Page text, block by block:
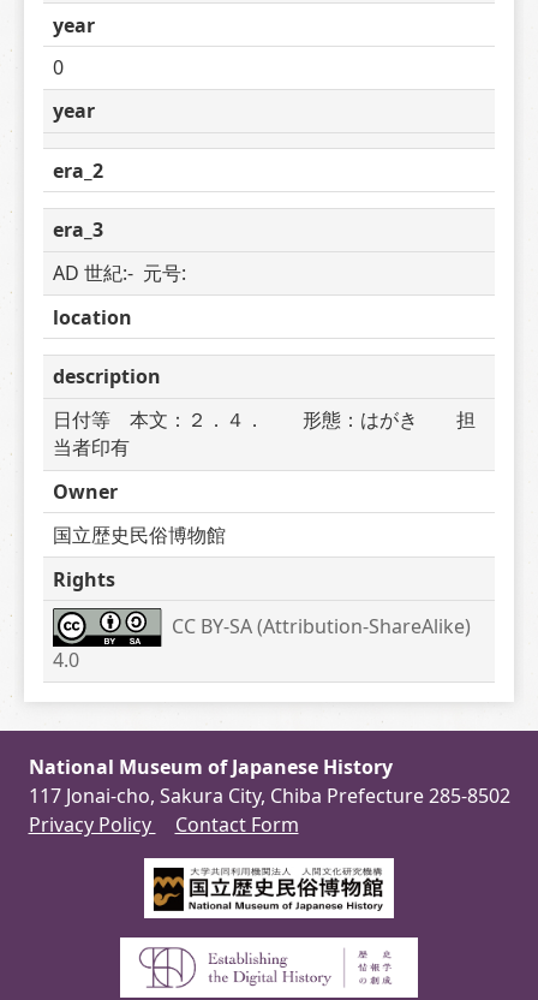
year
0
year
era_2
era_3
AD 世紀:-  元号:
location
description
日付等　本文：２．４．　　形態：はがき　　担
当者印有
Owner
国立歴史民俗博物館
Rights
CC BY-SA (Attribution-ShareAlike)
4.0
National Museum of Japanese History
117 Jonai-cho, Sakura City, Chiba Prefecture 285-8502
Privacy Policy
Contact Form